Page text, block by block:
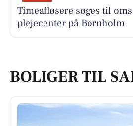
Timeafløsere søges til
plejecenter på Bornholm
BOLIGER TIL